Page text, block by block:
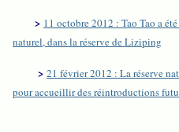
> 11 octobre 2012 : Tao Tao a
naturel, dans la réserve de Liziping
> 21 février 2012 : La réserve
pour accueillir des réintroductions